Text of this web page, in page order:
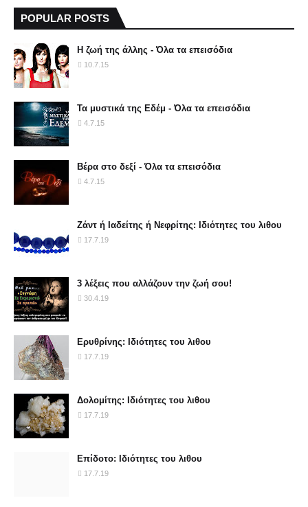
POPULAR POSTS
Η ζωή της άλλης - Όλα τα επεισόδια
10.7.15
Τα μυστικά της Εδέμ - Όλα τα επεισόδια
4.7.15
Βέρα στο δεξί - Όλα τα επεισόδια
4.7.15
Ζάντ ή Ιαδείτης ή Νεφρίτης: Ιδιότητες του λιθου
17.7.19
3 λέξεις που αλλάζουν την ζωή σου!
30.4.19
Ερυθρίνης: Ιδιότητες του λιθου
17.7.19
Δολομίτης: Ιδιότητες του λιθου
17.7.19
Επίδοτο: Ιδιότητες του λιθου
17.7.19